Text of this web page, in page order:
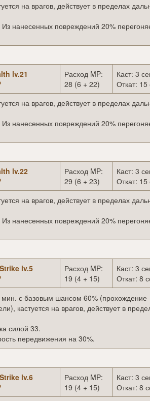
на врагов, действует в пределах
нанесенных повреждений 20%
lv.21
Расход MP:
28 (6 + 22)
Каст: 3
Откат: 15
на врагов, действует в пределах
нанесенных повреждений 20%
lv.22
Расход MP:
29 (6 + 23)
Каст: 3
Откат: 15
на врагов, действует в пределах
нанесенных повреждений 20%
lv.5
Расход MP:
19 (4 + 15)
Каст: 3
Откат: 8
мин. с базовым шансом 60% (прохождение
кастуется на врагов, действует в
силой 33.
передвижения на 30%.
lv.6
Расход MP:
19 (4 + 15)
Каст: 3
Откат: 8